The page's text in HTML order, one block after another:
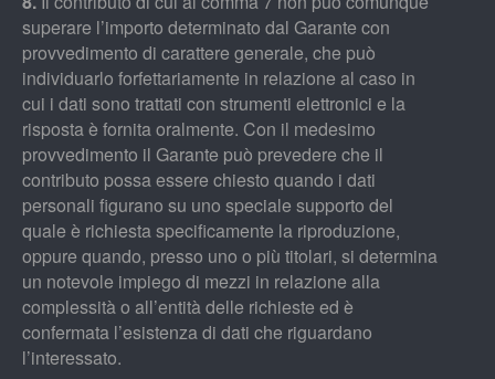
superare l’importo determinato dal Garante con
provvedimento di carattere generale, che può
individuarlo forfettariamente in relazione al caso in
cui i dati sono trattati con strumenti elettronici e la
risposta è fornita oralmente. Con il medesimo
provvedimento il Garante può prevedere che il
contributo possa essere chiesto quando i dati
personali figurano su uno speciale supporto del
quale è richiesta specificamente la riproduzione,
oppure quando, presso uno o più titolari, si determina
un notevole impiego di mezzi in relazione alla
complessità o all’entità delle richieste ed è
confermata l’esistenza di dati che riguardano
l’interessato.